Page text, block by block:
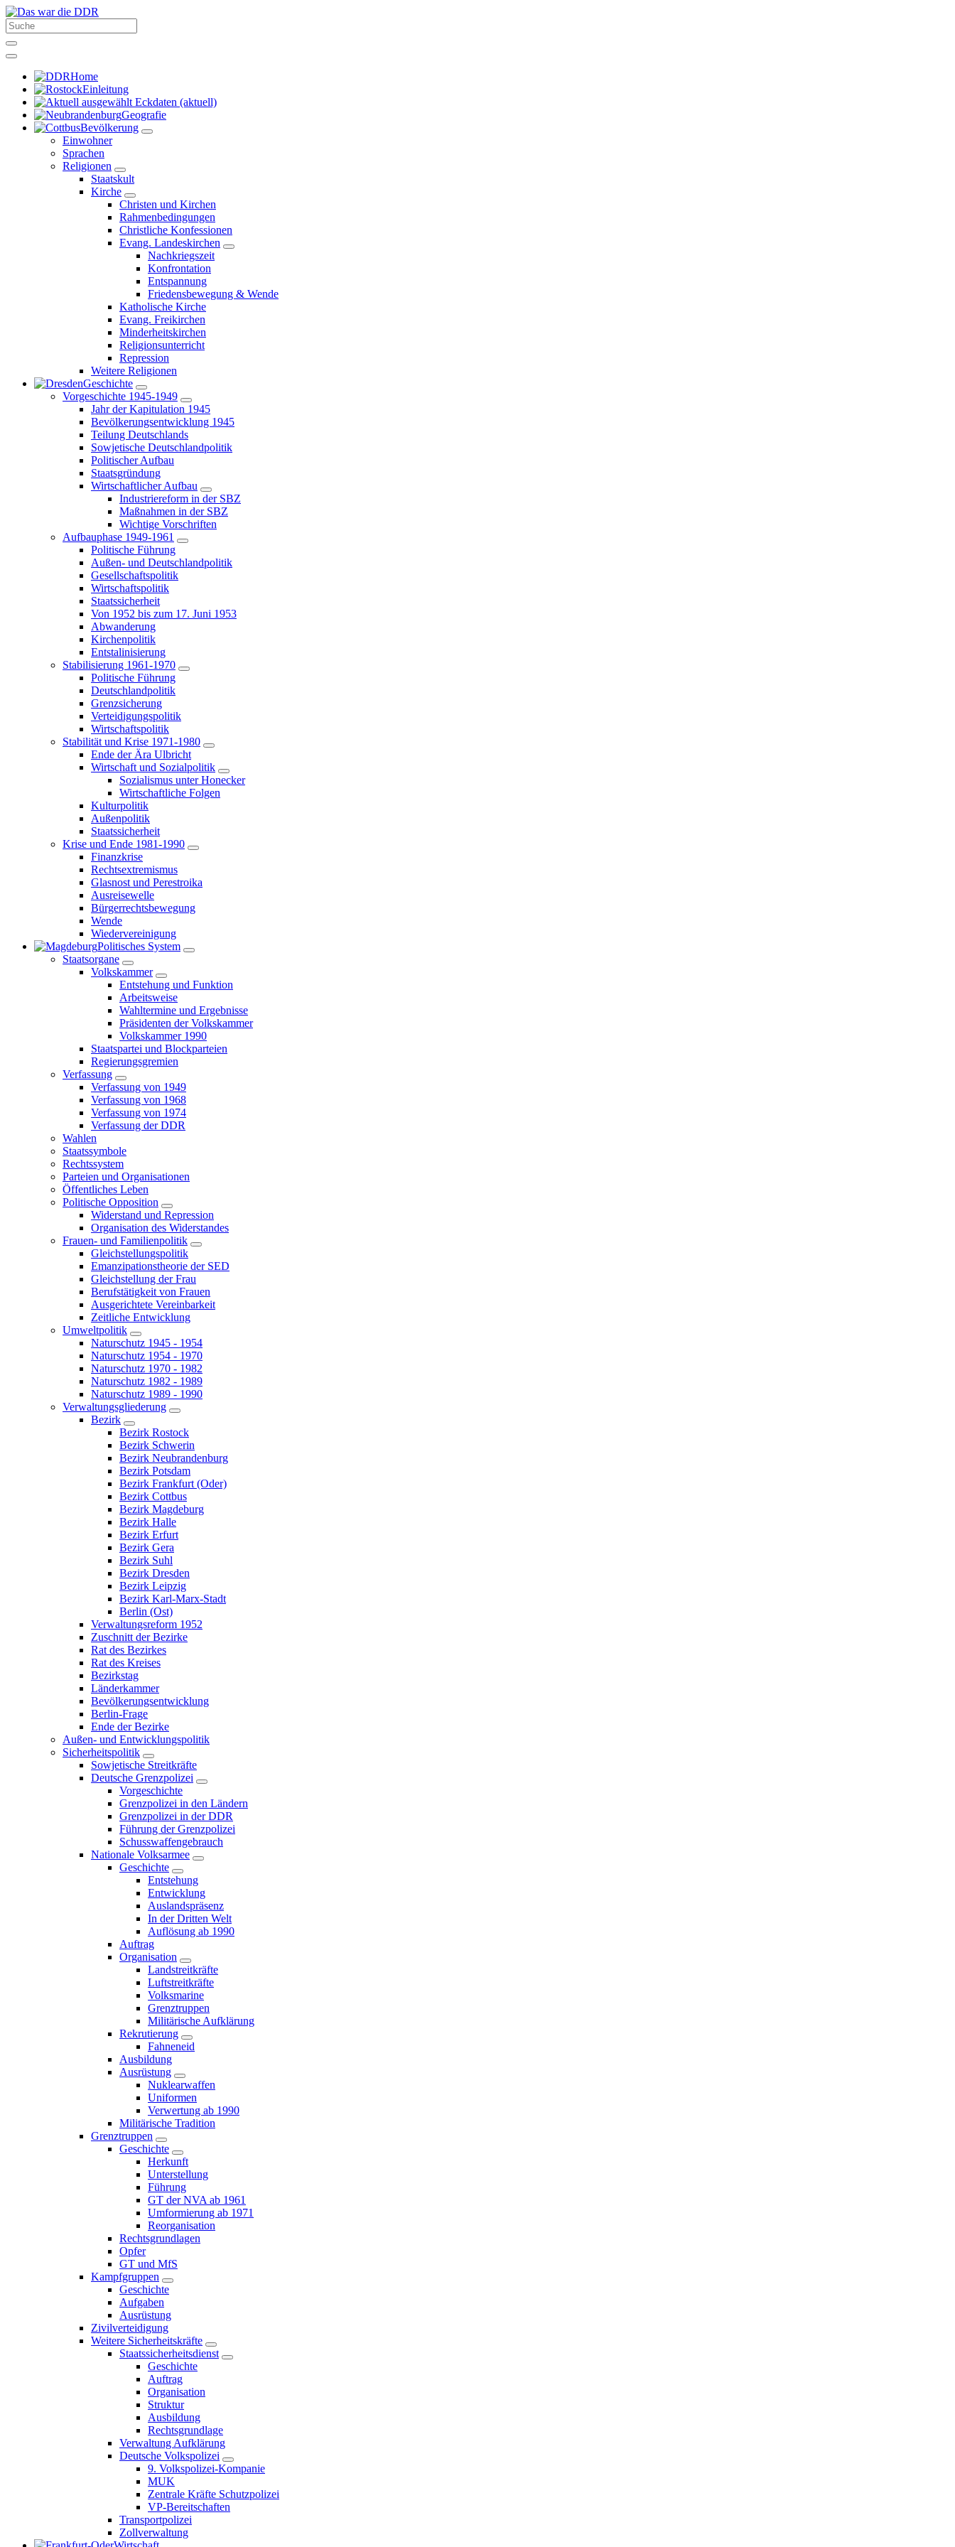
Home
Einleitung
Eckdaten (aktuell)
Geografie
Bevölkerung
Einwohner
Sprachen
Religionen
Staatskult
Kirche
Christen und Kirchen
Rahmenbedingungen
Christliche Konfessionen
Evang. Landeskirchen
Nachkriegszeit
Konfrontation
Entspannung
Friedensbewegung & Wende
Katholische Kirche
Evang. Freikirchen
Minderheitskirchen
Religionsunterricht
Repression
Weitere Religionen
Geschichte
Vorgeschichte 1945-1949
Jahr der Kapitulation 1945
Bevölkerungsentwicklung 1945
Teilung Deutschlands
Sowjetische Deutschlandpolitik
Politischer Aufbau
Staatsgründung
Wirtschaftlicher Aufbau
Industriereform in der SBZ
Maßnahmen in der SBZ
Wichtige Vorschriften
Aufbauphase 1949-1961
Politische Führung
Außen- und Deutschlandpolitik
Gesellschaftspolitik
Wirtschaftspolitik
Staatssicherheit
Von 1952 bis zum 17. Juni 1953
Abwanderung
Kirchenpolitik
Entstalinisierung
Stabilisierung 1961-1970
Politische Führung
Deutschlandpolitik
Grenzsicherung
Verteidigungspolitik
Wirtschaftspolitik
Stabilität und Krise 1971-1980
Ende der Ära Ulbricht
Wirtschaft und Sozialpolitik
Sozialismus unter Honecker
Wirtschaftliche Folgen
Kulturpolitik
Außenpolitik
Staatssicherheit
Krise und Ende 1981-1990
Finanzkrise
Rechtsextremismus
Glasnost und Perestroika
Ausreisewelle
Bürgerrechtsbewegung
Wende
Wiedervereinigung
Politisches System
Staatsorgane
Volkskammer
Entstehung und Funktion
Arbeitsweise
Wahltermine und Ergebnisse
Präsidenten der Volkskammer
Volkskammer 1990
Staatspartei und Blockparteien
Regierungsgremien
Verfassung
Verfassung von 1949
Verfassung von 1968
Verfassung von 1974
Verfassung der DDR
Wahlen
Staatssymbole
Rechtssystem
Parteien und Organisationen
Öffentliches Leben
Politische Opposition
Widerstand und Repression
Organisation des Widerstandes
Frauen- und Familienpolitik
Gleichstellungspolitik
Emanzipationstheorie der SED
Gleichstellung der Frau
Berufstätigkeit von Frauen
Ausgerichtete Vereinbarkeit
Zeitliche Entwicklung
Umweltpolitik
Naturschutz 1945 - 1954
Naturschutz 1954 - 1970
Naturschutz 1970 - 1982
Naturschutz 1982 - 1989
Naturschutz 1989 - 1990
Verwaltungsgliederung
Bezirk
Bezirk Rostock
Bezirk Schwerin
Bezirk Neubrandenburg
Bezirk Potsdam
Bezirk Frankfurt (Oder)
Bezirk Cottbus
Bezirk Magdeburg
Bezirk Halle
Bezirk Erfurt
Bezirk Gera
Bezirk Suhl
Bezirk Dresden
Bezirk Leipzig
Bezirk Karl-Marx-Stadt
Berlin (Ost)
Verwaltungsreform 1952
Zuschnitt der Bezirke
Rat des Bezirkes
Rat des Kreises
Bezirkstag
Länderkammer
Bevölkerungsentwicklung
Berlin-Frage
Ende der Bezirke
Außen- und Entwicklungspolitik
Sicherheitspolitik
Sowjetische Streitkräfte
Deutsche Grenzpolizei
Vorgeschichte
Grenzpolizei in den Ländern
Grenzpolizei in der DDR
Führung der Grenzpolizei
Schusswaffengebrauch
Nationale Volksarmee
Geschichte
Entstehung
Entwicklung
Auslandspräsenz
In der Dritten Welt
Auflösung ab 1990
Auftrag
Organisation
Landstreitkräfte
Luftstreitkräfte
Volksmarine
Grenztruppen
Militärische Aufklärung
Rekrutierung
Fahneneid
Ausbildung
Ausrüstung
Nuklearwaffen
Uniformen
Verwertung ab 1990
Militärische Tradition
Grenztruppen
Geschichte
Herkunft
Unterstellung
Führung
GT der NVA ab 1961
Umformierung ab 1971
Reorganisation
Rechtsgrundlagen
Opfer
GT und MfS
Kampfgruppen
Geschichte
Aufgaben
Ausrüstung
Zivilverteidigung
Weitere Sicherheitskräfte
Staatssicherheitsdienst
Geschichte
Auftrag
Organisation
Struktur
Ausbildung
Rechtsgrundlage
Verwaltung Aufklärung
Deutsche Volkspolizei
9. Volkspolizei-Kompanie
MUK
Zentrale Kräfte Schutzpolizei
VP-Bereitschaften
Transportpolizei
Zollverwaltung